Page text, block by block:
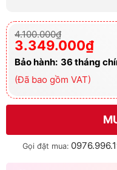
4.100.000₫
Giá
gốc
là:
4.100.000₫.
3.349.000₫
Giá
hiện
tại
là:
3.349.000₫.
Bảo hành: 36 tháng
(Đã bao gồm VAT)
Gọi đặt mua: